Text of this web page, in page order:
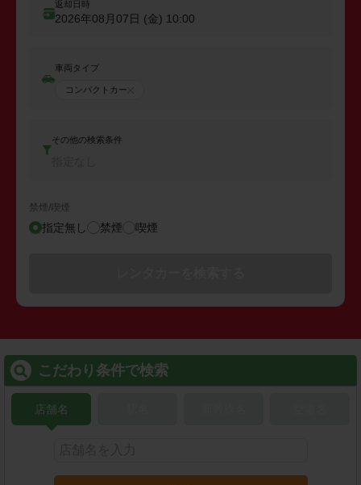
返却日時
2026年08月07日 (金) 10:00
車両タイプ
コンパクトカー
その他の検索条件
禁煙/喫煙
指定無し 禁煙 喫煙
こだわり条件で検索
店舗名